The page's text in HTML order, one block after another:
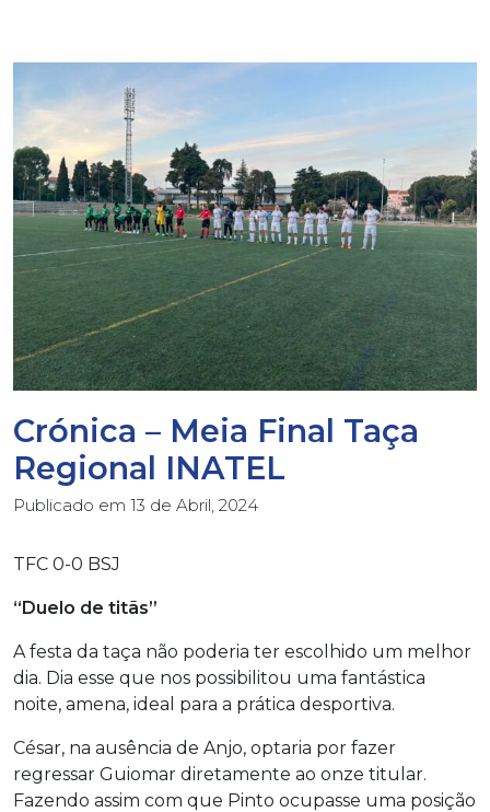
Crónica – Meia Final Taça
Regional INATEL
Publicado em 13 de Abril, 2024
TFC 0-0 BSJ
“Duelo de titãs”
A festa da taça não poderia ter escolhido um melhor
dia. Dia esse que nos possibilitou uma fantástica
noite, amena, ideal para a prática desportiva.
César, na ausência de Anjo, optaria por fazer
regressar Guiomar diretamente ao onze titular.
Fazendo assim com que Pinto ocupasse uma posição